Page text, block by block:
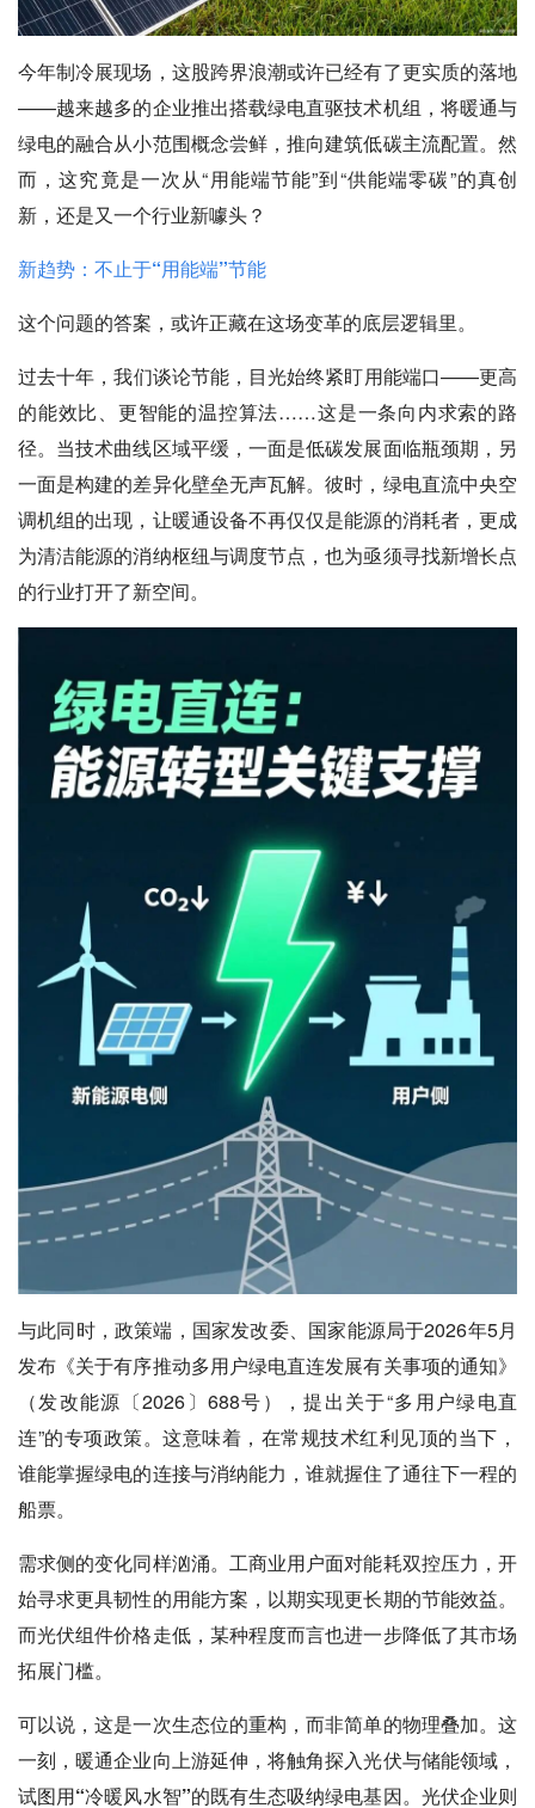
今年制冷展现场，这股跨界浪潮或许已经有了更实质的落地
——越来越多的企业推出搭载绿电直驱技术机组，将暖通与
绿电的融合从小范围概念尝鲜，推向建筑低碳主流配置。 然
而，这究竟是一次从“用能端节能”到“供能端零碳”的真创
新，还是又一个行业新噱头？
新趋势：不止于“用能端”节能
这个问题的答案，或许正藏在这场变革的底层逻辑里。
过去十年，我们谈论节能，目光始终紧盯用能端口——更高
的能效比、更智能的温控算法……这是一条向内求索的路
径。当技术曲线区域平缓，一面是低碳发展面临瓶颈期，另
一面是构建的差异化壁垒无声瓦解。彼时，绿电直流中央空
调机组的出现，让暖通设备不再仅仅是能源的消耗者，更成
为清洁能源的消纳枢纽与调度节点，也为亟须寻找新增长点
的行业打开了新空间。
与此同时，政策端，国家发改委、国家能源局于2026年5月
发布《关于有序推动多用户绿电直连发展有关事项的通知》
（发改能源〔2026〕688号），提出关于“多用户绿电直
连”的专项政策。这意味着，在常规技术红利见顶的当下，
谁能掌握绿电的连接与消纳能力，谁就握住了通往下一程的
船票。
需求侧的变化同样汹涌。工商业用户面对能耗双控压力，开
始寻求更具韧性的用能方案，以期实现更长期的节能效益。
而光伏组件价格走低，某种程度而言也进一步降低了其市场
拓展门槛。
可以说，这是一次生态位的重构，而非简单的物理叠加。这
一刻，暖通企业向上游延伸，将触角探入光伏与储能领域，
试图用“冷暖风水智”的既有生态吸纳绿电基因。光伏企业则